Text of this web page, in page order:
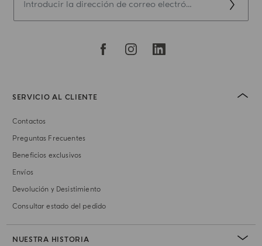
SERVICIO AL CLIENTE
Contactos
Preguntas Frecuentes
Beneficios exclusivos
Envíos
Devolución y Desistimiento
Consultar estado del pedido
NUESTRA HISTORIA